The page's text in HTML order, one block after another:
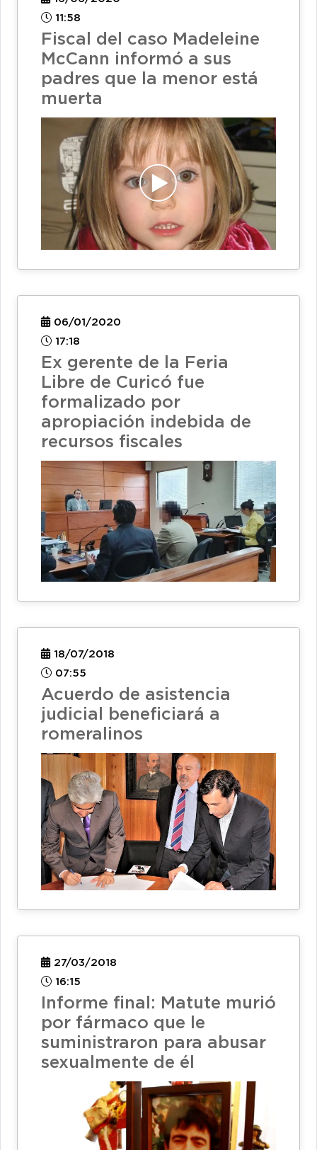
11:58
Fiscal del caso Madeleine
McCann informó a sus
padres que la menor está
muerta
06/01/2020
17:18
Ex gerente de la Feria
Libre de Curicó fue
formalizado por
apropiación indebida de
recursos fiscales
18/07/2018
07:55
Acuerdo de asistencia
judicial beneficiará a
romeralinos
27/03/2018
16:15
Informe final: Matute murió
por fármaco que le
suministraron para abusar
sexualmente de él